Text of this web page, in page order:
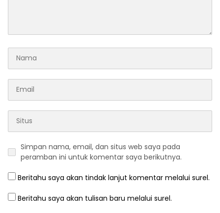
Simpan nama, email, dan situs web saya pada
peramban ini untuk komentar saya berikutnya.
Beritahu saya akan tindak lanjut komentar melalui surel.
Beritahu saya akan tulisan baru melalui surel.